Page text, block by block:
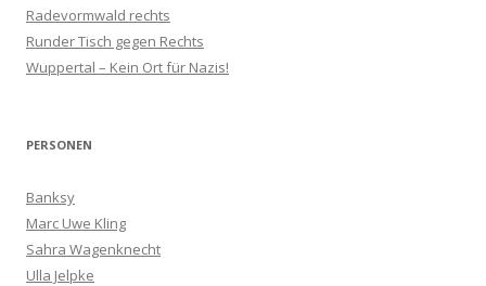
Radevormwald rechts
Runder Tisch gegen Rechts
Wuppertal – Kein Ort für Nazis!
PERSONEN
Banksy
Marc Uwe Kling
Sahra Wagenknecht
Ulla Jelpke